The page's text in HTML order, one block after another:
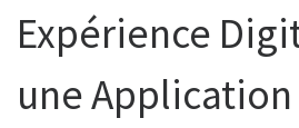
Expérience
une